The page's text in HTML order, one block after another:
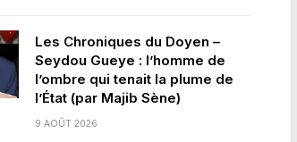
Les Chroniques du Doyen –
Seydou Gueye : l’homme de
l’ombre qui tenait la plume de
l’État (par Majib Sène)
9 AOÛT 2026